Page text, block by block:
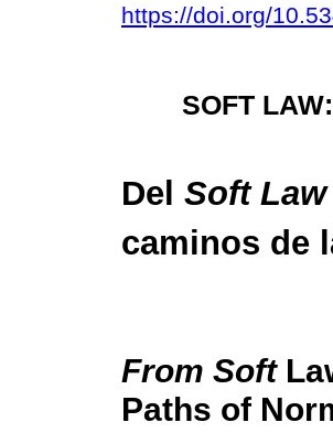
https://doi.org/
SOFT
Del Soft Law
caminos de
From Soft
Paths of